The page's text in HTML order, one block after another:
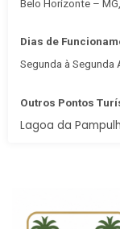
Belo Horizonte –
Dias de
Segunda à Segunda
Outros Pontos
Lagoa da